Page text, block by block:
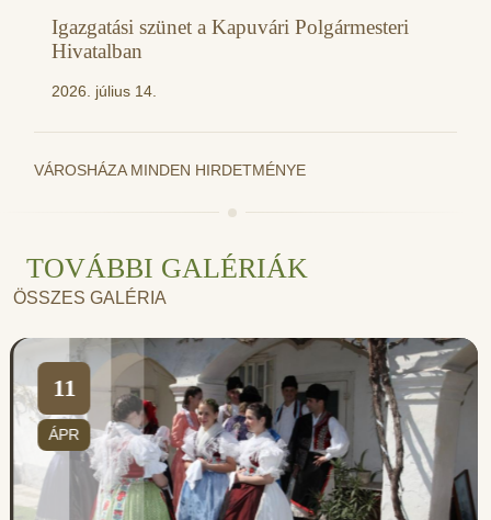
Igazgatási szünet a Kapuvári Polgármesteri
Hivatalban
2026. július 14.
VÁROSHÁZA MINDEN HIRDETMÉNYE
TOVÁBBI GALÉRIÁK
ÖSSZES GALÉRIA
11
ÁPR